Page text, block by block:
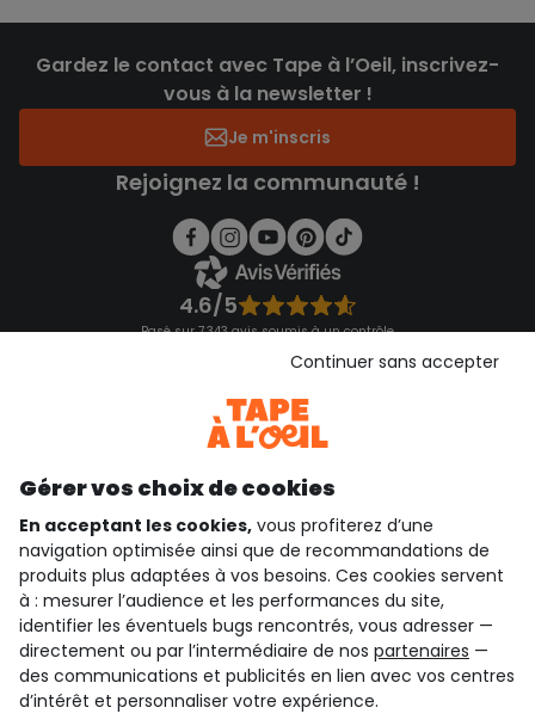
Gardez le contact avec Tape à l’Oeil, inscrivez-
vous à la newsletter !
Je m'inscris
Rejoignez la communauté !
4.6/5
Basé sur 7 343 avis soumis à un contrôle
Consulter les CGU
qui sommes-nous ?
besoin d'aide ?
le club fidélité
notre catalogue
Gérer vos choix de cookies
En acceptant les cookies, vous profiterez d’une
navigation optimisée ainsi que de recommandations de
produits plus adaptées à vos besoins. Ces cookies servent
à : mesurer l’audience et les performances du site,
identifier les éventuels bugs rencontrés, vous adresser —
directement ou par l’intermédiaire de nos partenaires —
des communications et publicités en lien avec vos centres
d’intérêt et personnaliser votre expérience.
Continuer sans accepter